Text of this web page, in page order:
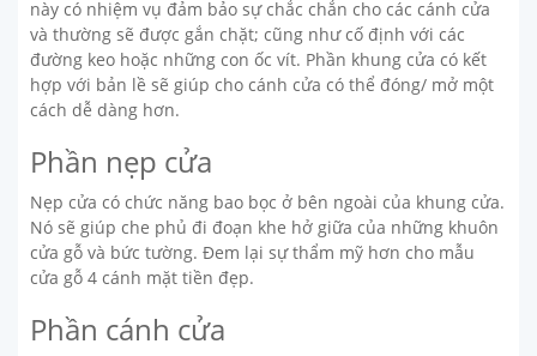
này có nhiệm vụ đảm bảo sự chắc chắn cho các cánh cửa
và thường sẽ được gắn chặt; cũng như cố định với các
đường keo hoặc những con ốc vít. Phần khung cửa có kết
hợp với bản lề sẽ giúp cho cánh cửa có thể đóng/ mở một
cách dễ dàng hơn.
Phần nẹp cửa
Nẹp cửa có chức năng bao bọc ở bên ngoài của khung cửa.
Nó sẽ giúp che phủ đi đoạn khe hở giữa của những khuôn
cửa gỗ và bức tường. Đem lại sự thẩm mỹ hơn cho mẫu
cửa gỗ 4 cánh mặt tiền đẹp.
Phần cánh cửa